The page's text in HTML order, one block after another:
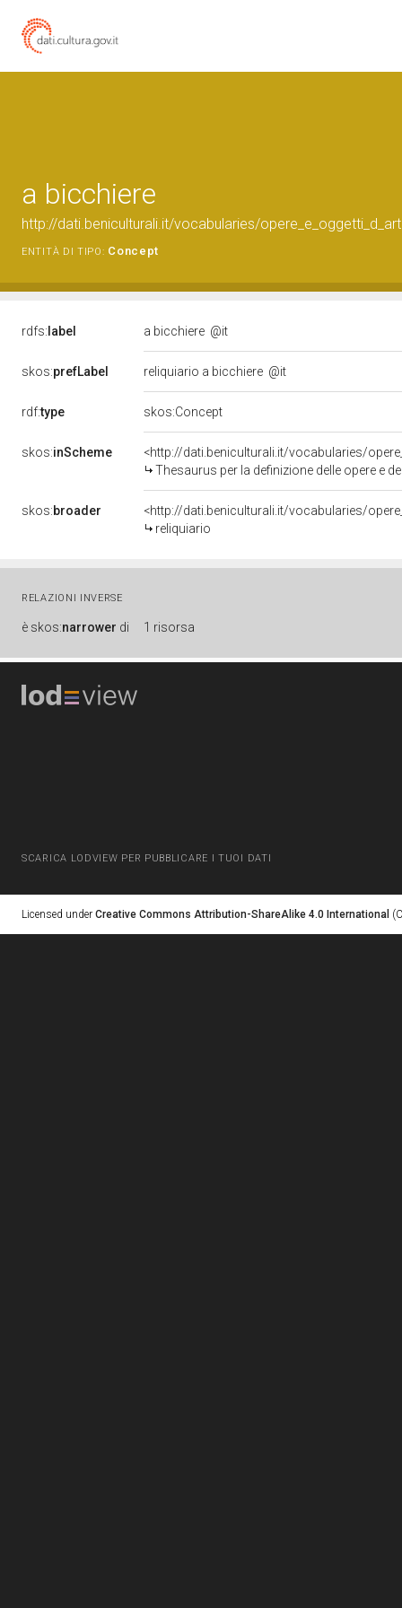
a bicchiere
http://dati.beniculturali.it/vocabularies/
ENTITÀ DI TIPO: Concept
rdfs: label a bicchiere @it
skos:prefLabel reliquiario a bicchiere @it
rdf:type skos:Concept
skos:inScheme
<http://dati.beniculturali.it/vocabularies/
Thesaurus per la definizione delle opere e
skos:broader
<http://dati.beniculturali.it/vocabularies/
reliquiario
RELAZIONI INVERSE
è skos:narrower di 1 risorsa
SCARICA LODVIEW PER PUBBLICARE I TUOI DATI
Licensed under Creative Commons Attribution-ShareAlike 4.0 International